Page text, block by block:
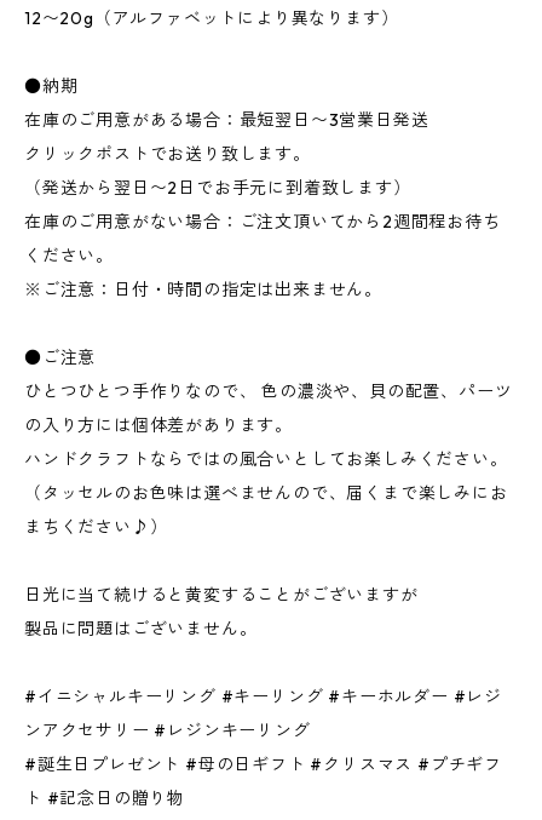
12〜20g（アルファベットにより異なります）
●納期
在庫のご用意がある場合：最短翌日〜3営業日発送
クリックポストでお送り致します。
（発送から翌日〜2日でお手元に到着致します）
在庫のご用意がない場合：ご注文頂いてから2週間程お待ち
ください。
※ご注意：日付・時間の指定は出来ません。
●ご注意
ひとつひとつ手作りなので、 色の濃淡や、貝の配置、パーツ
の入り方には個体差があります。
ハンドクラフトならではの風合いとしてお楽しみください。
（タッセルのお色味は選べませんので、届くまで楽しみにお
まちください♪）
日光に当て続けると黄変することがございますが
製品に問題はございません。
#イニシャルキーリング #キーリング #キーホルダー #レジ
ンアクセサリー #レジンキーリング
#誕生日プレゼント #母の日ギフト #クリスマス #プチギフ
ト #記念日の贈り物